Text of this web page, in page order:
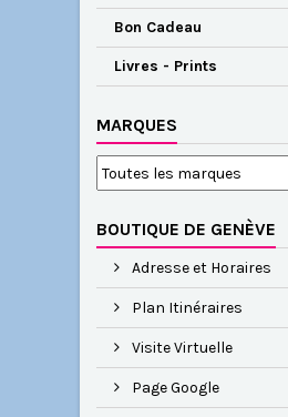
Bon Cadeau
Livres - Prints
MARQUES
BOUTIQUE DE GENÈVE
Adresse et Horaires
Plan Itinéraires
Visite Virtuelle
Page Google